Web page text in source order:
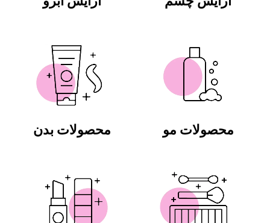
محصولات مو محصولات بدن